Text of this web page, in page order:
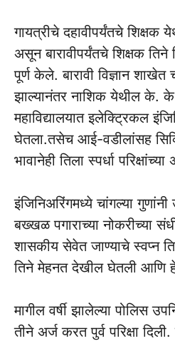
गायत्रीचे दहावीपर्यंतचे शिक्षक
असून बारावीपर्यंतचे शिक्षक तिने
पूर्ण केले. बारावी विज्ञान शाखेत
झाल्यानंतर नाशिक येथील के.
महाविद्यालयात इलेक्ट्रिकल
घेतला.तसेच आई-वडीलांसह
भावानेही तिला स्पर्धा
इंजिनिअरिंगमध्ये चांगल्या गुणांनी
बख्खळ पगाराच्या नोकरीच्या
शासकीय सेवेत जाण्याचे स्वप्न
तिने मेहनत देखील घेतली आणि हे
मागील वर्षी झालेल्या पोलिस
तीने अर्ज करत पुर्व परिक्षा दिली.